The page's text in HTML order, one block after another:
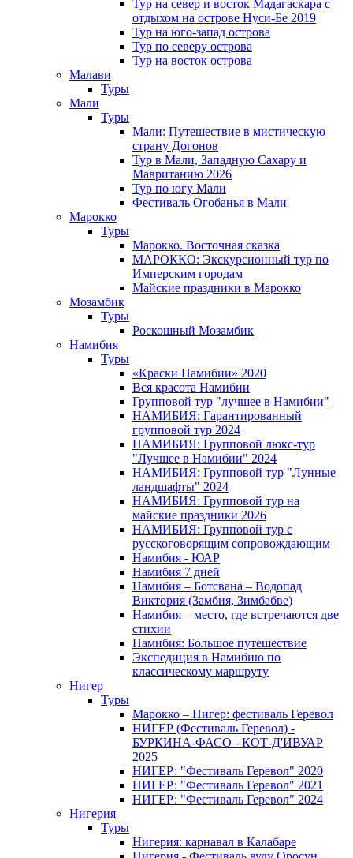
Тур на север и восток Мадагаскара с
отдыхом на острове Нуси-Бе 2019
Тур на юго-запад острова
Тур по северу острова
Тур на восток острова
Малави
Туры
Мали
Туры
Мали: Путешествие в мистическую
страну Догонов
Тур в Мали, Западную Сахару и
Мавританию 2026
Тур по югу Мали
Фестиваль Огобанья в Мали
Марокко
Туры
Марокко. Восточная сказка
МАРОККО: Экскурсионный тур по
Имперским городам
Майские праздники в Марокко
Мозамбик
Туры
Роскошный Мозамбик
Намибия
Туры
«Краски Намибии» 2020
Вся красота Намибии
Групповой тур "лучшее в Намибии"
НАМИБИЯ: Гарантированный
групповой тур 2024
НАМИБИЯ: Групповой люкс-тур
"Лучшее в Намибии" 2024
НАМИБИЯ: Групповой тур "Лунные
ландшафты" 2024
НАМИБИЯ: Групповой тур на
майские праздники 2026
НАМИБИЯ: Групповой тур с
русскоговорящим сопровождающим
Намибия - ЮАР
Намибия 7 дней
Намибия – Ботсвана – Водопад
Виктория (Замбия, Зимбабве)
Намибия – место, где встречаются две
стихии
Намибия: Большое путешествие
Экспедиция в Намибию по
классическому маршруту
Нигер
Туры
Марокко – Нигер: фестиваль Геревол
НИГЕР (Фестиваль Геревол) -
БУРКИНА-ФАСО - КОТ-Д'ИВУАР
2025
НИГЕР: "Фестиваль Геревол" 2020
НИГЕР: "Фестиваль Геревол" 2021
НИГЕР: "Фестиваль Геревол" 2024
Нигерия
Туры
Нигерия: карнавал в Калабаре